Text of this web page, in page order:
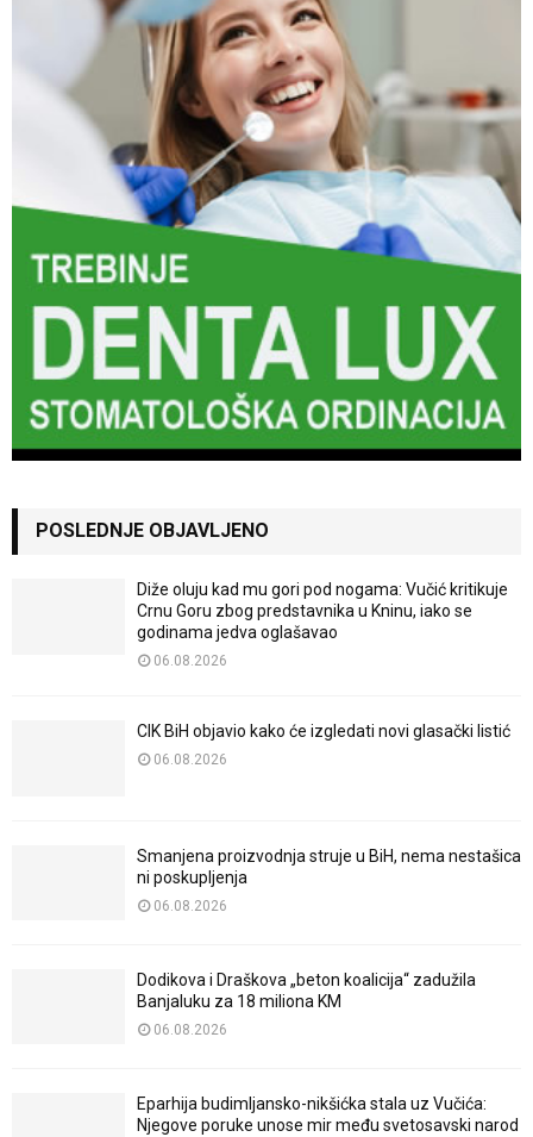
POSLEDNJE OBJAVLJENO
Diže oluju kad mu gori pod nogama: Vučić kritikuje
Crnu Goru zbog predstavnika u Kninu, iako se
godinama jedva oglašavao
06.08.2026
CIK BiH objavio kako će izgledati novi glasački listić
06.08.2026
Smanjena proizvodnja struje u BiH, nema nestašica
ni poskupljenja
06.08.2026
Dodikova i Draškova „beton koalicija“ zadužila
Banjaluku za 18 miliona KM
06.08.2026
Eparhija budimljansko-nikšićka stala uz Vučića:
Njegove poruke unose mir među svetosavski narod